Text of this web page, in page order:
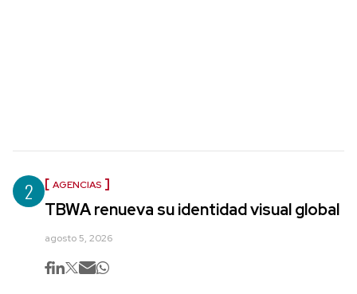
2 AGENCIAS
TBWA renueva su identidad visual global
agosto 5, 2026